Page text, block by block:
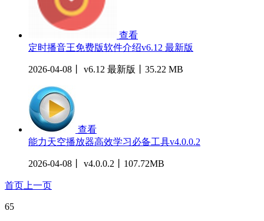
查看
定时播音王免费版软件介绍v6.12 最新版
2026-04-08丨 v6.12 最新版丨35.22 MB
查看
能力天空播放器高效学习必备工具v4.0.0.2
2026-04-08丨 v4.0.0.2丨107.72MB
首页 上一页
65